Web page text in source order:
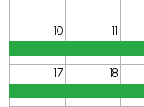
10 11
17 18